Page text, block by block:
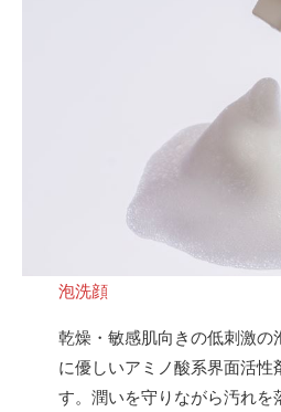
泡洗顔
乾燥・敏感肌向きの低刺激の
に優しいアミノ酸系界面活性
す。潤いを守りながら汚れを